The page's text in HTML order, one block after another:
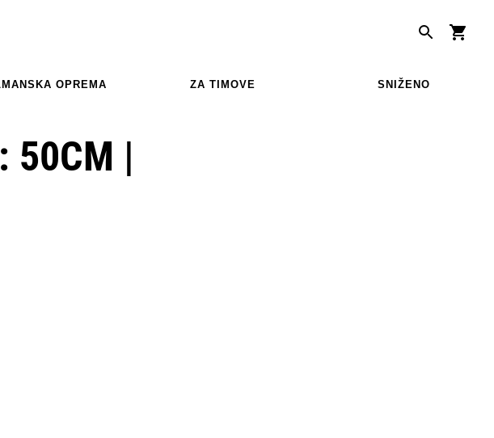
OPREMA ZA TIMOVE SNIŽENO
50CM |